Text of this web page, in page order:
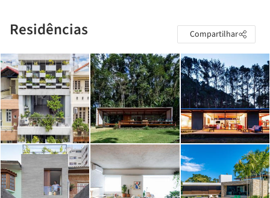
Residências Compartilhar